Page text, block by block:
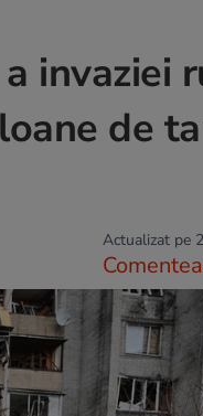
invaziei
de
Actualizat pe